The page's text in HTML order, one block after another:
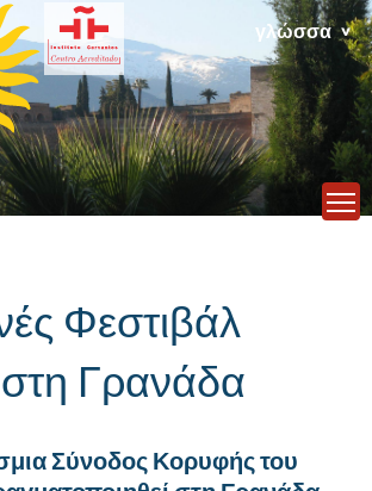
γλώσσα
Φεστιβάλ
Γρανάδα
Σύνοδος Κορυφής του